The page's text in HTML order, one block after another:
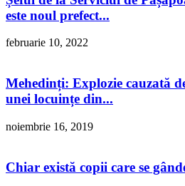
este noul prefect...
februarie 10, 2022
Mehedinți: Explozie cauzată
unei locuințe din...
noiembrie 16, 2019
Chiar există copii care se